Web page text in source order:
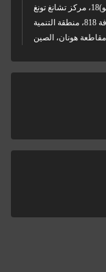
إضافة، شارع (كينغ تشو هو)18، مركز تشانغ تونغ
اللوجستيكي الطابق الرابع الغرفة 818، منطقة التنمية
مقاطعة هونان، الصين